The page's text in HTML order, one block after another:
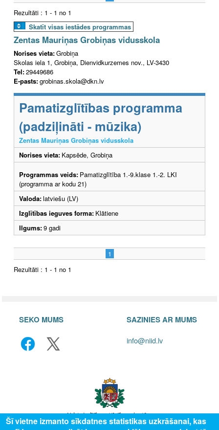
Rezultāti : 1 - 1 no 1
Skatīt visas iestādes programmas
Zentas Mauriņas Grobiņas vidusskola
Norises vieta:Grobiņa
Skolas iela 1, Grobiņa, Dienvidkurzemes nov., LV-3430
Tel:29449686
E-pasts:grobinas.skola@dkn.lv
Pamatizglītības programma
(padziļināti - mūzika)
Zentas Mauriņas Grobiņas vidusskola
Norises vieta: Kapsēde, Grobiņa
Programmas veids: Pamatizglītība 1.-9.klase 1.-2. LKI
(programma ar kodu 21)
Valoda:latviešu (LV)
Izglītības ieguves forma: Klātiene
Ilgums:9 gadi
1
Rezultāti : 1 - 1 no 1
SEKO MUMS SAZINIES AR MUMS
info@niid.lv
Šī vietne izmanto sīkdatnes statistikas uzkrāšanai, kas